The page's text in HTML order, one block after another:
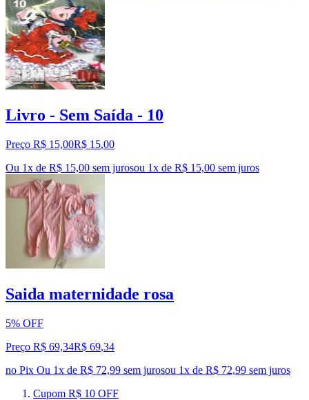
Livro - Sem Saída - 10
Preço R$ 15,00R$ 15,00
Ou 1x de R$ 15,00 sem jurosou 1x de R$ 15,00 sem juros
Saida maternidade rosa
5% OFF
Preço R$ 69,34R$ 69,34
no Pix Ou 1x de R$ 72,99 sem jurosou 1x de R$ 72,99 sem juros
Cupom R$ 10 OFF